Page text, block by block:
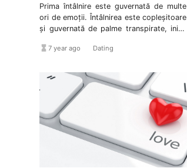
Prima întâlnire este guvernată de multe
ori de emoții. Întâlnirea este copleșitoare
și guvernată de palme transpirate, inimi
hourglass_full7 year ago Dating